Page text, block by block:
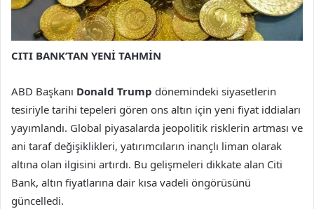
CITI BANK’TAN YENİ TAHMİN
ABD Başkanı Donald Trump dönemindeki siyasetlerin
tesiriyle tarihi tepeleri gören ons altın için yeni fiyat iddiaları
yayımlandı. Global piyasalarda jeopolitik risklerin artması ve
ani taraf değişiklikleri, yatırımcıların inançlı liman olarak
altına olan ilgisini artırdı. Bu gelişmeleri dikkate alan Citi
Bank, altın fiyatlarına dair kısa vadeli öngörüsünü
güncelledi.